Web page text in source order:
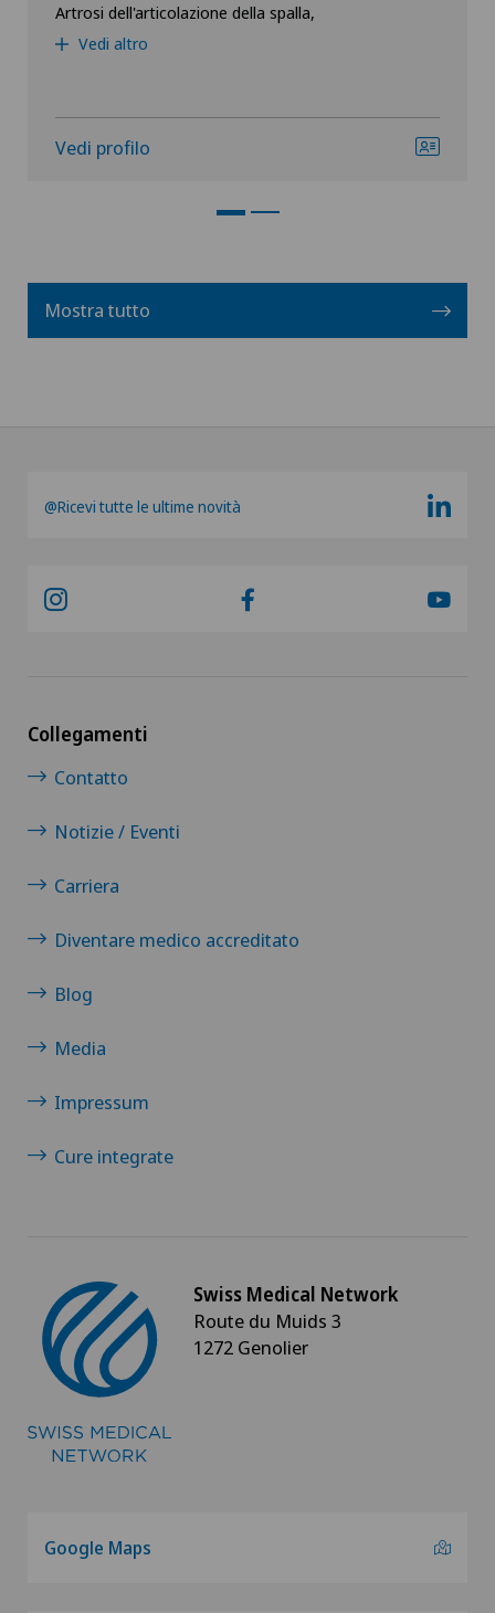
Artrosi dell'articolazione della spalla,
Vedi altro
Vedi profilo
Mostra tutto
@Ricevi tutte le ultime novità
Collegamenti
Contatto
Notizie / Eventi
Carriera
Diventare medico accreditato
Blog
Media
Impressum
Cure integrate
Swiss Medical Network
Route du Muids 3
1272 Genolier
Google Maps